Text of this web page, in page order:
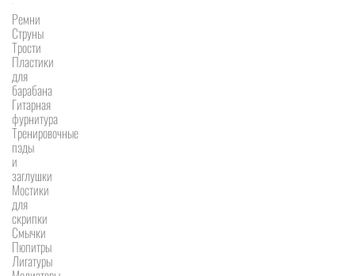
Ремни
Струны
Трости
Пластики
для
барабана
Гитарная
фурнитура
Тренировочные
пэды
и
заглушки
Мостики
для
скрипки
Смычки
Пюпитры
Лигатуры